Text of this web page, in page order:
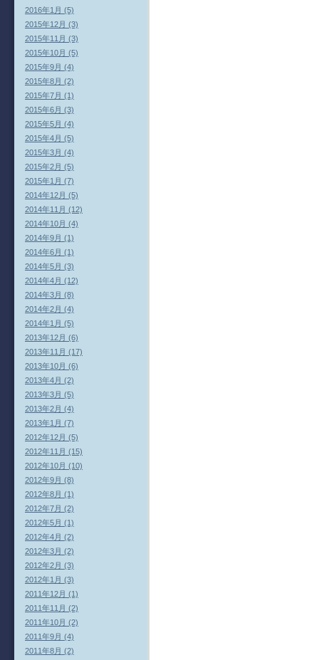
2016年1月 (5)
2015年12月 (3)
2015年11月 (3)
2015年10月 (5)
2015年9月 (4)
2015年8月 (2)
2015年7月 (1)
2015年6月 (3)
2015年5月 (4)
2015年4月 (5)
2015年3月 (4)
2015年2月 (5)
2015年1月 (7)
2014年12月 (5)
2014年11月 (12)
2014年10月 (4)
2014年9月 (1)
2014年6月 (1)
2014年5月 (3)
2014年4月 (12)
2014年3月 (8)
2014年2月 (4)
2014年1月 (5)
2013年12月 (6)
2013年11月 (17)
2013年10月 (6)
2013年4月 (2)
2013年3月 (5)
2013年2月 (4)
2013年1月 (7)
2012年12月 (5)
2012年11月 (15)
2012年10月 (10)
2012年9月 (8)
2012年8月 (1)
2012年7月 (2)
2012年5月 (1)
2012年4月 (2)
2012年3月 (2)
2012年2月 (3)
2012年1月 (3)
2011年12月 (1)
2011年11月 (2)
2011年10月 (2)
2011年9月 (4)
2011年8月 (2)